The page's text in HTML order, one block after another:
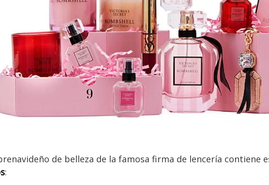
de belleza de la famosa firma de lencería contiene
: